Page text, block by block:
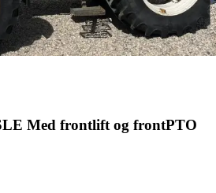
Med frontlift og frontPTO